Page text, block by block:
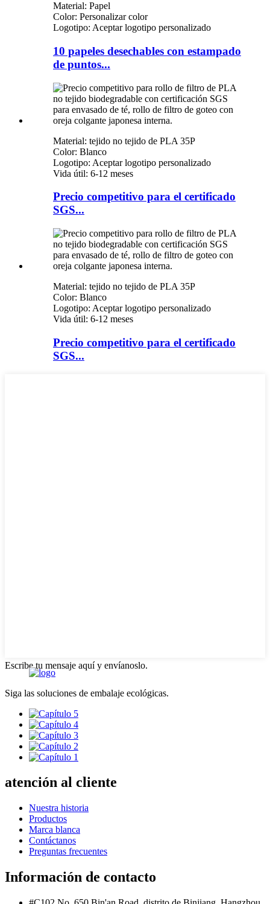
Material: Papel
Color: Personalizar color
Logotipo: Aceptar logotipo personalizado
10 papeles desechables con estampado
de puntos...
Material: tejido no tejido de PLA 35P
Color: Blanco
Logotipo: Aceptar logotipo personalizado
Vida útil: 6-12 meses
Precio competitivo para el certificado
SGS...
Material: tejido no tejido de PLA 35P
Color: Blanco
Logotipo: Aceptar logotipo personalizado
Vida útil: 6-12 meses
Precio competitivo para el certificado
SGS...
Escribe tu mensaje aquí y envíanoslo.
Siga las soluciones de embalaje ecológicas.
atención al cliente
Nuestra historia
Productos
Marca blanca
Contáctanos
Preguntas frecuentes
Información de contacto